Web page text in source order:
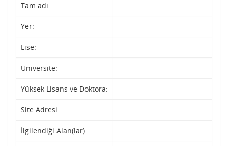
Tam adı:
Yer:
Lise:
Üniversite:
Yüksek Lisans ve Doktora:
Site Adresi:
İlgilendiği Alan(lar):